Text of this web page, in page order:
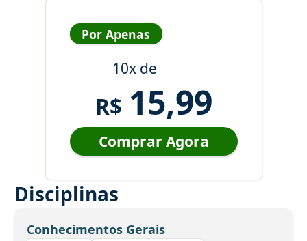
Por Apenas
10x de
R$ 15,99
Comprar Agora
Disciplinas
Conhecimentos Gerais